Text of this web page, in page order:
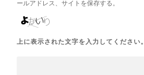
ールアドレス、サイトを保存する。
上に表示された文字を入力してください。